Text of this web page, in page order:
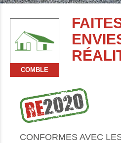
COMBLE
CONFORMES AVEC